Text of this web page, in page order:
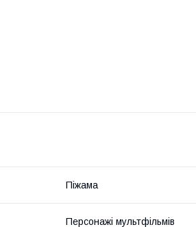
Піжама
Персонажі мультфільмів